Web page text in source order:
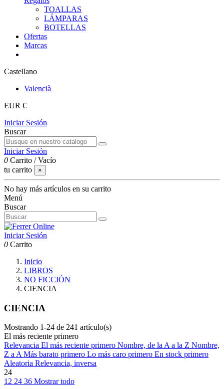
TOALLAS
LÁMPARAS
BOTELLAS
Ofertas
Marcas
Castellano
Valencià
EUR €
Iniciar Sesión
Buscar
Iniciar Sesión
0 Carrito /Vacío
tu carrito
×
No hay más artículos en su carrito
Menú
Buscar
Iniciar Sesión
0 Carrito
Inicio
LIBROS
NO FICCIÓN
CIENCIA
CIENCIA
Mostrando 1-24 de 241 artículo(s)
El más reciente primero
Relevancia El más reciente primero Nombre, de la A a la Z Nombre,
Z a AMás barato primero Lo más caro primero En stock primero
Aleatoria Relevancia, inversa
24
12 24 36 Mostrar todo